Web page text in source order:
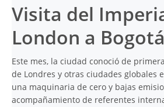
Visita del
London a Bogotá
Este mes, la ciudad conoció de
de Londres y otras ciudades globales
una maquinaria de cero y bajas
acompañamiento de referentes